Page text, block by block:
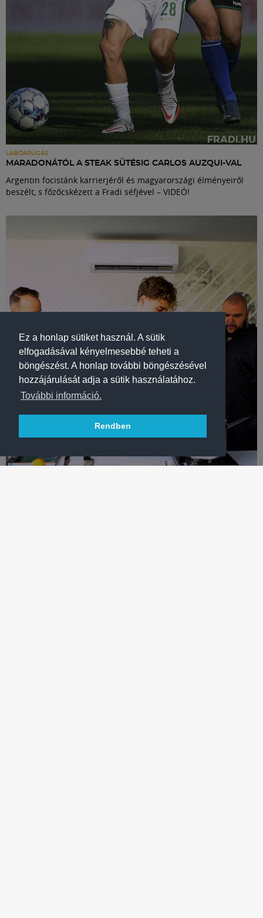
Ez a honlap sütiket használ. A sütik
elfogadásával kényelmesebbé teheti a
böngészést. A honlap további böngészésével
hozzájárulását adja a sütik használatához.
További információ.
Rendben
LABDARÚGÁS
MARADONÁTÓL A STEAK SÜTÉSIG CARLOS AUZQUI-VAL
Argentin focistánk karrierjéről és magyarországi élményeiről
beszélt, s főzőcskézett a Fradi séfjével – VIDEÓ!